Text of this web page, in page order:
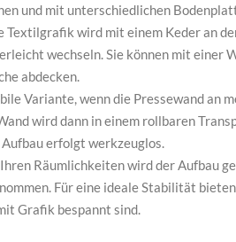
und mit unterschiedlichen
wird mit einem Keder an
wechseln. Sie können mit einer
abdecken.
Variante, wenn die Pressewand an
wird dann in einem rollbaren
erfolgt werkzeuglos.
Räumlichkeiten wird der Aufbau
Für eine ideale Stabilität
Grafik bespannt sind.